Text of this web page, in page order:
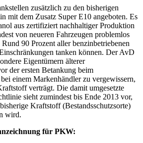
zusätzlich zu den bisherigen
mit dem Zusatz Super E10 angeboten. Es
aus zertifiziert nachhaltiger Produktion
von neueren Fahrzeugen problemlos
90 Prozent aller benzinbetriebenen
tanken können. Der AvD
Eigentümern älterer
der ersten Betankung beim
einem Markenhändler zu vergewissern,
verträgt. Die damit umgesetzte
sieht zumindest bis Ende 2013 vor,
Kraftstoff (Bestandsschutzsorte)
wird.
für PKW: